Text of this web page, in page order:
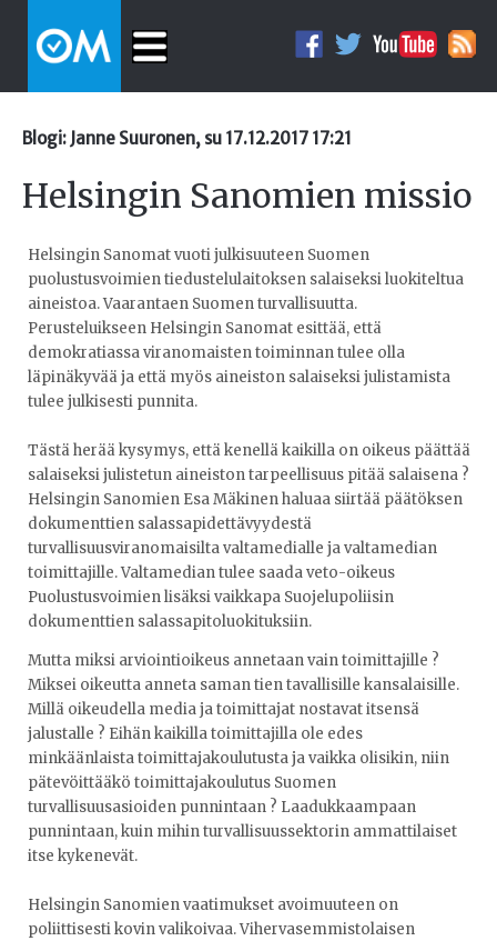
Blogi: Janne Suuronen, su 17.12.2017 17:21
Helsingin Sanomien missio
Helsingin Sanomat vuoti julkisuuteen Suomen
puolustusvoimien tiedustelulaitoksen salaiseksi luokiteltua
aineistoa. Vaarantaen Suomen turvallisuutta.
Perusteluikseen Helsingin Sanomat esittää, että
demokratiassa viranomaisten toiminnan tulee olla
läpinäkyvää ja että myös aineiston salaiseksi julistamista
tulee julkisesti punnita.
Tästä herää kysymys, että kenellä kaikilla on oikeus päättää
salaiseksi julistetun aineiston tarpeellisuus pitää salaisena ?
Helsingin Sanomien Esa Mäkinen haluaa siirtää päätöksen
dokumenttien salassapidettävyydestä
turvallisuusviranomaisilta valtamedialle ja valtamedian
toimittajille. Valtamedian tulee saada veto-oikeus
Puolustusvoimien lisäksi vaikkapa Suojelupoliisin
dokumenttien salassapitoluokituksiin.
Mutta miksi arviointioikeus annetaan vain toimittajille ?
Miksei oikeutta anneta saman tien tavallisille kansalaisille.
Millä oikeudella media ja toimittajat nostavat itsensä
jalustalle ? Eihän kaikilla toimittajilla ole edes
minkäänlaista toimittajakoulutusta ja vaikka olisikin, niin
pätevöittääkö toimittajakoulutus Suomen
turvallisuusasioiden punnintaan ? Laadukkaampaan
punnintaan, kuin mihin turvallisuussektorin ammattilaiset
itse kykenevät.
Helsingin Sanomien vaatimukset avoimuuteen on
poliittisesti kovin valikoivaa. Vihervasemmistolaisen